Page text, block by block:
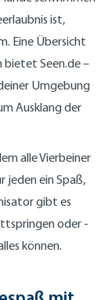
ist,
Eine Übersicht
bietet Seen.de –
Umgebung
Ausklang der
alle Vierbeiner
jeden ein Spaß,
gibt es
oder -
können.